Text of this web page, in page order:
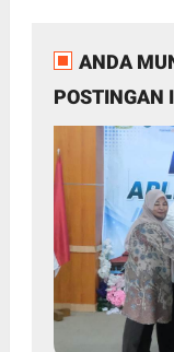
ANDA
POSTINGAN